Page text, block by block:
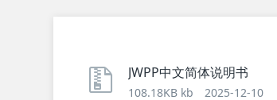
JWPP中文简体说明书
108.18KB kb 2025-12-10